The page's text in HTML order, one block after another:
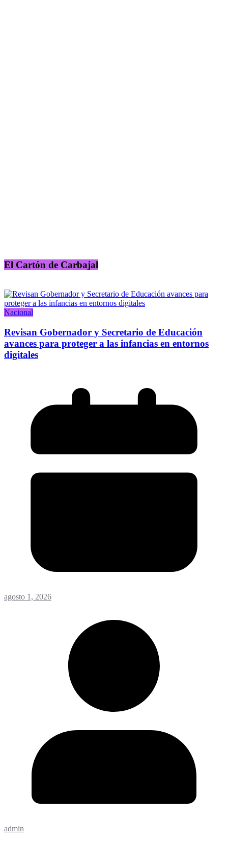
El Cartón de Carbajal
Nacional
Revisan Gobernador y Secretario de Educación
avances para proteger a las infancias en entornos
digitales
agosto 1, 2026
admin